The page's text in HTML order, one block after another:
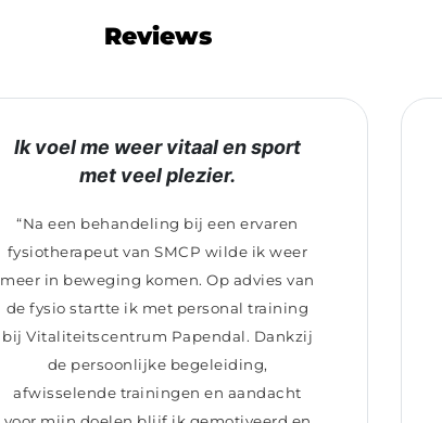
Reviews
Ik voel me weer vitaal en sport
met veel plezier.
“Na een behandeling bij een ervaren
fysiotherapeut van SMCP wilde ik weer
meer in beweging komen. Op advies van
de fysio startte ik met personal training
bij Vitaliteitscentrum Papendal. Dankzij
de persoonlijke begeleiding,
afwisselende trainingen en aandacht